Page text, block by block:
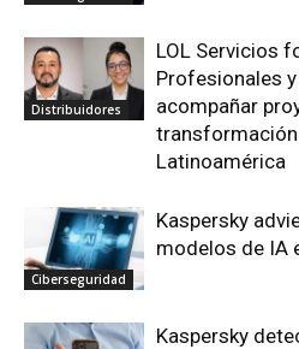
Distribuidores
LOL Servicios
Profesionales
acompañar
Latinoamérica
Ciberseguridad
Kaspersky
modelos de IA
Kaspersky